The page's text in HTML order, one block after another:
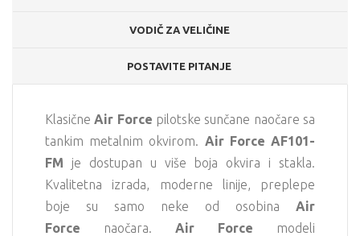
VODIČ ZA VELIČINE
POSTAVITE PITANJE
KlasičneAir Force pilotske sunčane naočare sa
tankim metalnim okvirom. Air Force AF101-
FM je dostupan u više boja okvira i stakla.
Kvalitetna izrada, moderne linije, preplepe
boje su samo neke od osobina Air
Force naočara. Air Force modeli